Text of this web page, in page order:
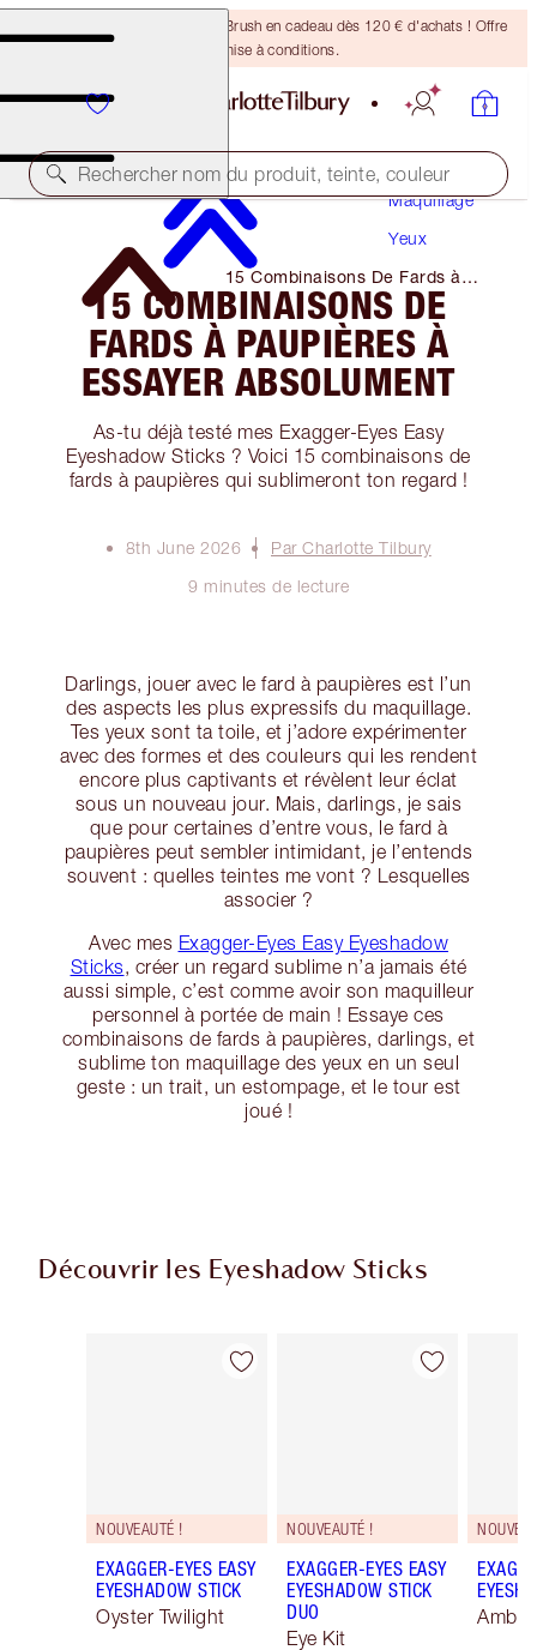
Recevez un pinceau Bronzing Brush en cadeau dès 120 € d'achats ! Offre
soumise à conditions.
Rechercher nom du produit, teinte, couleur
Maquillage
Yeux
15 Combinaisons De Fards à
Paupières à Essayer Absolument
15 COMBINAISONS DE
FARDS À PAUPIÈRES À
ESSAYER ABSOLUMENT
As-tu déjà testé mes Exagger-Eyes Easy
Eyeshadow Sticks ? Voici 15 combinaisons de
fards à paupières qui sublimeront ton regard !
8th June 2026
Par Charlotte Tilbury
9 minutes de lecture
Darlings, jouer avec le fard à paupières est l’un
des aspects les plus expressifs du maquillage.
Tes yeux sont ta toile, et j’adore expérimenter
avec des formes et des couleurs qui les rendent
encore plus captivants et révèlent leur éclat
sous un nouveau jour. Mais, darlings, je sais
que pour certaines d’entre vous, le fard à
paupières peut sembler intimidant, je l’entends
souvent : quelles teintes me vont ? Lesquelles
associer ?
Avec mes Exagger-Eyes Easy Eyeshadow
Sticks, créer un regard sublime n’a jamais été
aussi simple, c’est comme avoir son maquilleur
personnel à portée de main ! Essaye ces
combinaisons de fards à paupières, darlings, et
sublime ton maquillage des yeux en un seul
geste : un trait, un estompage, et le tour est
joué !
Découvrir les Eyeshadow Sticks
Article 1 sur 22
NOUVEAUTÉ !
EXAGGER-EYES EASY
EYESHADOW STICK
Oyster Twilight
Article 2 sur 22
NOUVEAUTÉ !
EXAGGER-EYES EASY
EYESHADOW STICK
DUO
Eye Kit